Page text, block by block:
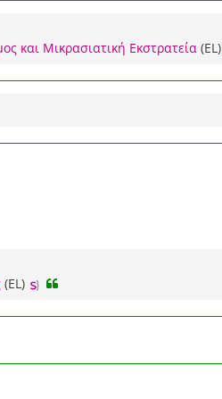
και Μικρασιατική Εκστρατεία(EL)
(EL)